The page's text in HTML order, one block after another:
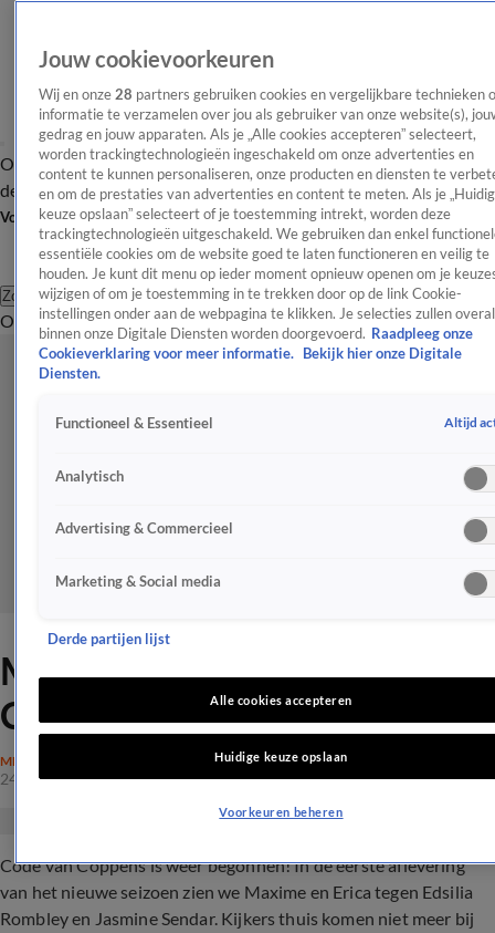
OverzichtAfleveringen Entertainment TV Algemeen
Tip
de redactieNieuwsbrief
Volg Shownieuws
Zoeken
OverzichtEntertainmentSpraakmakendRealityCrimeVideo's
Maxime en Erica in Code van
Coppens: 'Ge-wel-dig'
MEILAND
24 okt 2022, 14:30
Code van Coppens is weer begonnen! In de eerste aflevering
van het nieuwe seizoen zien we Maxime en Erica tegen Edsilia
Rombley en Jasmine Sendar. Kijkers thuis komen niet meer bij
Jouw cookievoorkeuren
Wij en onze 28 partners gebruiken cookies en vergelijkbare technieken
informatie te verzamelen over jou als gebruiker van onze website(s),
gedrag en jouw apparaten. Als je „Alle cookies accepteren” selecteert,
worden trackingtechnologieën ingeschakeld om onze advertenties en
content te kunnen personaliseren, onze producten en diensten te
en om de prestaties van advertenties en content te meten. Als je
keuze opslaan” selecteert of je toestemming intrekt, worden deze
trackingtechnologieën uitgeschakeld. We gebruiken dan enkel
essentiële cookies om de website goed te laten functioneren en veilig te
houden. Je kunt dit menu op ieder moment opnieuw openen om je
wijzigen of om je toestemming in te trekken door op de link Cookie-
instellingen onder aan de webpagina te klikken. Je selecties zullen overal
binnen onze Digitale Diensten worden doorgevoerd. Raadpleeg onze
Cookieverklaring voor meer informatie.
Bekijk hier onze Digitale
Diensten.
Functioneel & Essentieel Altijd
Analytisch
Advertising & Commercieel
Marketing & Social media
Derde partijen lijst
Alle cookies accepteren
Huidige keuze opslaan
Voorkeuren beheren